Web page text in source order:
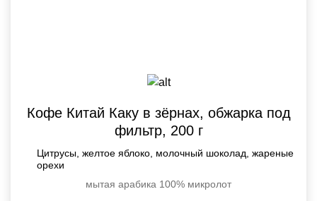
Кофе Китай Каку в зёрнах, обжарка под
фильтр, 200 г
Цитрусы, желтое яблоко, молочный шоколад, жареные
орехи
мытая арабика 100% микролот